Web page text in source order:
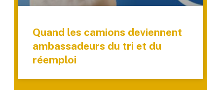
Quand les camions deviennent
ambassadeurs du tri et du
réemploi